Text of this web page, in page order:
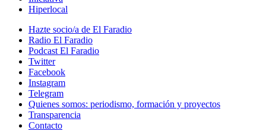
Hiperlocal
Hazte socio/a de El Faradio
Radio El Faradio
Podcast El Faradio
Twitter
Facebook
Instagram
Telegram
Quienes somos: periodismo, formación y proyectos
Transparencia
Contacto